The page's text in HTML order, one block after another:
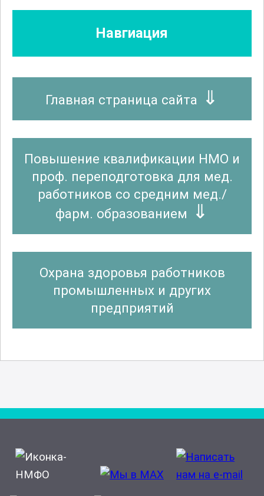
Навгиация
Главная страница сайта
Повышение квалификации НМО и
проф. переподготовка для мед.
работников со средним мед./
фарм. образованием
Охрана здоровья работников
промышленных и других
предприятий